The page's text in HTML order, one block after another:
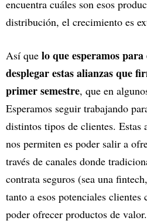
encuentra cuáles son esos
distribución, el crecimiento es
Así que lo que esperamos para
desplegar estas alianzas que
primer semestre, que en
Esperamos seguir trabajando
distintos tipos de clientes. Estas
nos permiten es poder salir a
través de canales donde
contrata seguros (sea una
tanto a esos potenciales clientes
poder ofrecer productos de valor.